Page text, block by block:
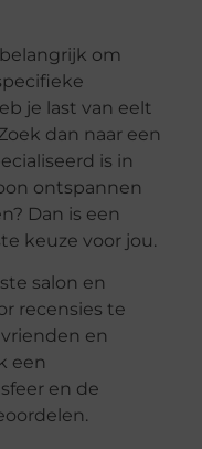
om
je last van eelt
dan naar een
is in
ontspannen
Dan is een
keuze voor jou.
salon en
recensies te
en
een
en de